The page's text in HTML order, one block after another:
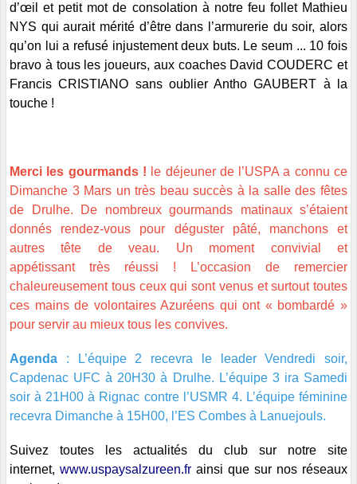
d’œil et petit mot de consolation à notre feu follet Mathieu
NYS qui aurait mérité d’être dans l’armurerie du soir, alors
qu’on lui a refusé injustement deux buts. Le seum ... 10 fois
bravo à tous les joueurs, aux coaches David COUDERC et
Francis CRISTIANO sans oublier Antho GAUBERT à la
touche !
Merci les gourmands ! le déjeuner de l’USPA a connu ce
Dimanche 3 Mars un très beau succès à la salle des fêtes
de Drulhe.
De nombreux gourmands matinaux s’étaient
donnés rendez-vous pour déguster pâté, manchons et
autres tête de veau. Un moment convivial et
appétissant très réussi ! L’occasion de remercier
chaleureusement tous ceux qui sont venus et surtout toutes
ces mains de volontaires Azuréens qui ont « bombardé »
pour servir au mieux tous les convives.
Agenda : L’équipe 2 recevra le leader Vendredi soir,
Capdenac UFC à 20H30 à Drulhe. L’équipe 3 ira Samedi
soir à 21H00 à Rignac contre l’USMR 4. L’équipe féminine
recevra Dimanche à 15H00, l’ES Combes à Lanuejouls.
Suivez toutes les actualités du club sur notre site
internet, www.uspaysalzureen.fr ainsi que sur nos réseaux